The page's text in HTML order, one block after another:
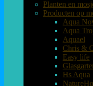
Planten en
Producten op
Aqua
Aqua
Aquael
Chris &
Easy life
Hs Aqua